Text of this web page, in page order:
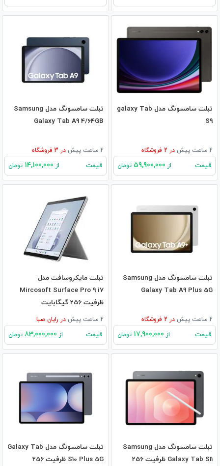
تبلت سامسونگ مدل galaxy Tab
S9
2 ساعت پیش در فروشگاه
قیمت از تومان
تبلت سامسونگ مدل Samsung
Galaxy Tab A9 4/64GB
2 ساعت پیش در فروشگاه
قیمت از تومان
تبلت سامسونگ مدل Samsung
Galaxy Tab A9 Plus 5G
2 ساعت پیش در فروشگاه
قیمت از تومان
تبلت مایکروسافت مدل
Mircosoft Surface Pro 9 i7
ظرفیت 256 گیگابایت
2 ساعت پیش در رایان صبا
قیمت از تومان
تبلت سامسونگ مدل Samsung
Galaxy Tab S11 ظرفیت 256
تبلت سامسونگ مدل Galaxy Tab
S10 Plus 5G ظرفیت 256